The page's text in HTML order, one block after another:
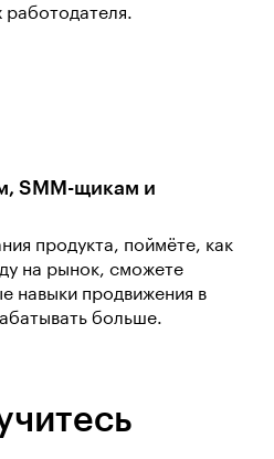
работодателя.
SMM-щикам и
продукта, поймёте, как
на рынок, сможете
навыки продвижения в
больше.